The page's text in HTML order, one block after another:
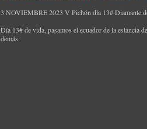
3 NOVIEMBRE 2023 V Pichón día 13# Diamante
Día 13# de vida, pasamos el ecuador de la estancia
demás.